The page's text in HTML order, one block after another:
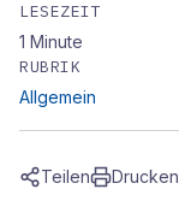
LESEZEIT
1 Minute
RUBRIK
Allgemein
Teilen Drucken